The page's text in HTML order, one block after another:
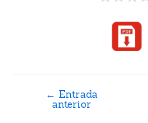
← Entrada
anterior